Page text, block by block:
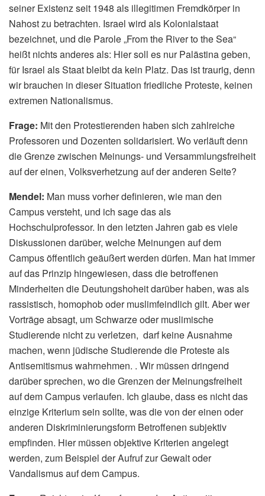
seiner Existenz seit 1948 als illegitimen Fremdkörper in
Nahost zu betrachten. Israel wird als Kolonialstaat
bezeichnet, und die Parole „From the River to the Sea“
heißt nichts anderes als: Hier soll es nur Palästina geben,
für Israel als Staat bleibt da kein Platz. Das ist traurig, denn
wir brauchen in dieser Situation friedliche Proteste, keinen
extremen Nationalismus.
Frage: Mit den Protestierenden haben sich zahlreiche
Professoren und Dozenten solidarisiert. Wo verläuft denn
die Grenze zwischen Meinungs- und Versammlungsfreiheit
auf der einen, Volksverhetzung auf der anderen Seite?
Mendel: Man muss vorher definieren, wie man den
Campus versteht, und ich sage das als
Hochschulprofessor. In den letzten Jahren gab es viele
Diskussionen darüber, welche Meinungen auf dem
Campus öffentlich geäußert werden dürfen. Man hat immer
auf das Prinzip hingewiesen, dass die betroffenen
Minderheiten die Deutungshoheit darüber haben, was als
rassistisch, homophob oder muslimfeindlich gilt. Aber wer
Vorträge absagt, um Schwarze oder muslimische
Studierende nicht zu verletzen, darf keine Ausnahme
machen, wenn jüdische Studierende die Proteste als
Antisemitismus wahrnehmen. . Wir müssen dringend
darüber sprechen, wo die Grenzen der Meinungsfreiheit
auf dem Campus verlaufen. Ich glaube, dass es nicht das
einzige Kriterium sein sollte, was die von der einen oder
anderen Diskriminierungsform Betroffenen subjektiv
empfinden. Hier müssen objektive Kriterien angelegt
werden, zum Beispiel der Aufruf zur Gewalt oder
Vandalismus auf dem Campus.